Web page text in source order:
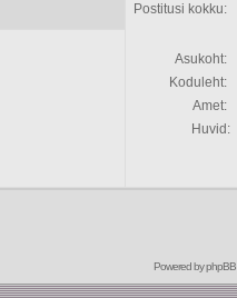
Postitusi kokku:
Asukoht:
Koduleht:
Amet:
Huvid:
Powered byphpBB